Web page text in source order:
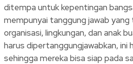
ditempa untuk kepentingan
mempunyai tanggung jawab yang
organisasi, lingkungan, dan anak
harus dipertanggungjawabkan, ini
sehingga mereka bisa siap pada